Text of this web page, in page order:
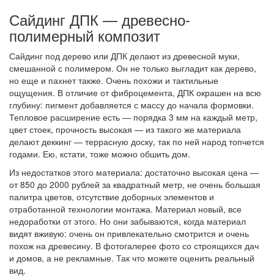
Сайдинг ДПК — древесно-
полимерный композит
Сайдинг под дерево или ДПК делают из древесной муки,
смешанной с полимером. Он не только выгладит как дерево,
но еще и пахнет также. Очень похожи и тактильные
ощущения. В отличие от фиброцемента, ДПК окрашен на всю
глубину: пигмент добавляется с массу до начала формовки.
Тепловое расширение есть — порядка 3 мм на каждый метр,
цвет стоек, прочность высокая — из такого же материала
делают деккинг — террасную доску, так по ней народ топчется
годами. Ею, кстати, тоже можно обшить дом.
Из недостатков этого материала: достаточно высокая цена —
от 850 до 2000 рублей за квадратный метр, не очень большая
палитра цветов, отсутствие доборных элементов и
отработанной технологии монтажа. Материал новый, все
недоработки от этого. Но они забываются, когда материал
видят вживую: очень он привлекательно смотрится и очень
похож на древесину. В фотогалерее фото со строящихся дач
и домов, а не рекламные. Так что можете оценить реальный
вид.